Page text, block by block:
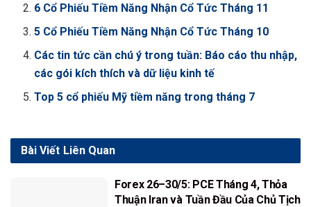
6 Cổ Phiếu Tiềm Năng Nhận Cổ Tức Tháng 11
5 Cổ Phiếu Tiềm Năng Nhận Cổ Tức Tháng 10
Các tin tức cần chú ý trong tuần: Báo cáo thu nhập,
các gói kích thích và dữ liệu kinh tế
Top 5 cổ phiếu Mỹ tiềm năng trong tháng 7
Liên Quan
Bài Viết
Forex 26–30/5: PCE Tháng 4, Thỏa
Thuận Iran và Tuần Đầu Của Chủ Tịch